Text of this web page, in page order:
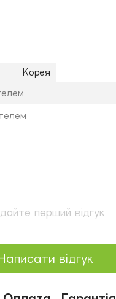
Корея
перший відгук
відгук